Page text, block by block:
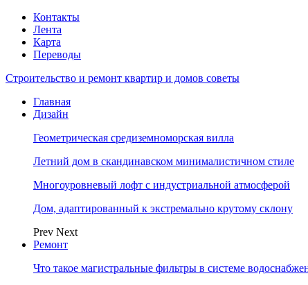
Контакты
Лента
Карта
Переводы
Строительство и ремонт квартир и домов советы
Главная
Дизайн
Геометрическая средиземноморская вилла
Летний дом в скандинавском минималистичном стиле
Многоуровневый лофт с индустриальной атмосферой
Дом, адаптированный к экстремально крутому склону
Prev Next
Ремонт
Что такое магистральные фильтры в системе